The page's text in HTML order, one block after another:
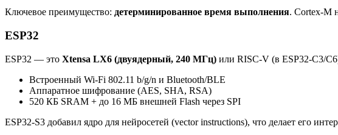
Ключевое преимущество: детерминированное время выполнения. Cortex-M
ESP32
ESP32 — это Xtensa LX6 (двуядерный, 240 МГц) или RISC-V (в ESP32-C3/
Встроенный Wi-Fi 802.11 b/g/n и Bluetooth/BLE
Аппаратное шифрование (AES, SHA, RSA)
520 КБ SRAM + до 16 МБ внешней Flash через SPI
ESP32-S3 добавил ядро для нейросетей (vector instructions), что делает его